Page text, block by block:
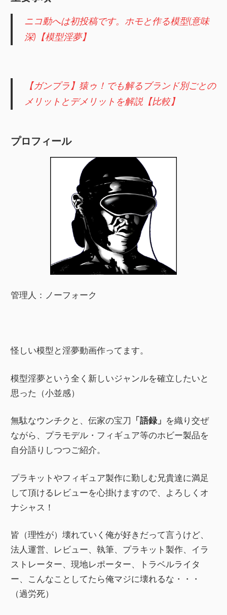
ニコ動へは初投稿です。ホモと作る模型(意味
深)【模型淫夢】
【ガンプラ】猿ゥ！でも解るブランド別ごとの
メリットとデメリットを解説【比較】
プロフィール
管理人：ノーフォーク
怪しい模型と淫夢動画作ってます。
模型淫夢という全く新しいジャンルを確立したいと
思った（小並感）
無駄なウンチクと、伝家の宝刀 「語録」 を織り交ぜ
ながら、プラモデル・フィギュア等のホビー製品を
自分語りしつつご紹介。
プラキットやフィギュア製作に勤しむ兄貴達に満足
して頂けるレビューを心掛けますので、よろしくオ
ナシャス！
皆（理性が）壊れていく俺が好きだって言うけど、
法人運営、レビュー、執筆、プラキット製作、イラ
ストレーター、現地レポーター、トラベルライタ
ー、こんなことしてたら俺マジに壊れるな・・・
（過労死）